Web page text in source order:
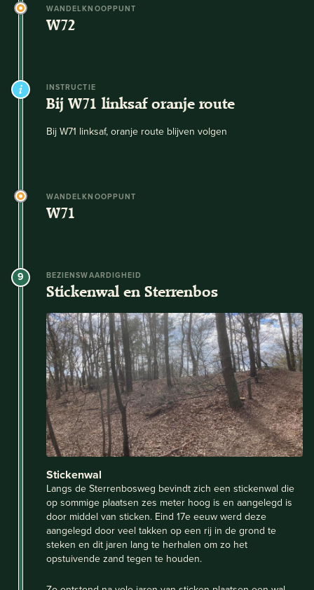
WANDELKNOOPPUNT
W72
INSTRUCTIE
Bij W71 linksaf oranje route
Bij W71 linksaf, oranje route blijven volgen
WANDELKNOOPPUNT
W71
9 BEZIENSWAARDIGHEID
Stickenwal en Sterrenbos
Stickenwal
Langs de Sterrenbosweg bevindt zich een stickenwal die
op sommige plaatsen zes meter hoog is en aangelegd is
door middel van sticken. Eind 17e eeuw werd deze
aangelegd door veel takken op een rij in de grond te
steken en dit jaren lang te herhalen om zo het
opstuivende zand tegen te houden.